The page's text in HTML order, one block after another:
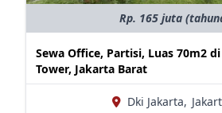
Rp. 165 juta
Sewa Office, Partisi, Luas 70m2
Tower, Jakarta Barat
Dki Jakarta,